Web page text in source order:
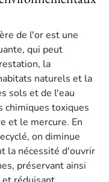
de l'or est une
qui peut
la
naturels et la
sols et de l'eau
chimiques toxiques
et le mercure. En
on diminue
la nécessité d'ouvrir
préservant ainsi